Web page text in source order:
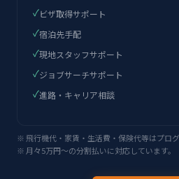
✓ビザ取得サポート
✓宿泊先手配
✓現地スタッフサポート
✓ジョブサーチサポート
✓進路・キャリア相談
※ 飛行機代・家賃・生活費・保険代等はプロ
※ 月々5万円〜の分割払いに対応しています。